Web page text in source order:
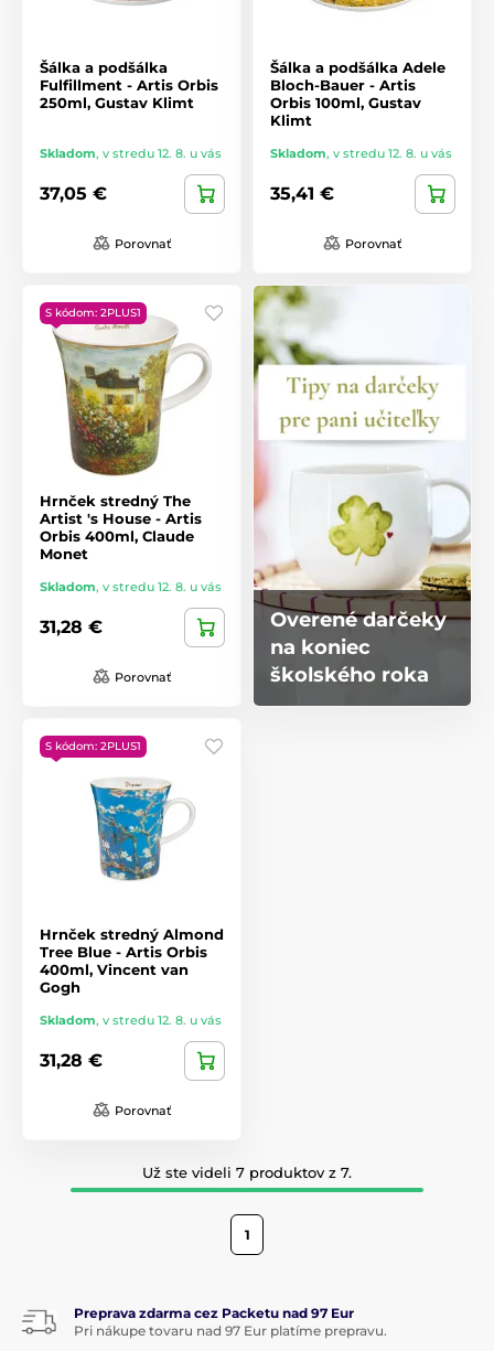
Šálka ​​a podšálka
Fulfillment - Artis Orbis
250ml, Gustav Klimt
Skladom, v stredu 12. 8. u vás
37,05 €
Porovnať
Šálka ​​a podšálka Adele
Bloch-Bauer - Artis
Orbis 100ml, Gustav
Klimt
Skladom, v stredu 12. 8. u vás
35,41 €
Porovnať
S kódom: 2PLUS1
Hrnček stredný The
Artist 's House - Artis
Orbis 400ml, Claude
Monet
Skladom, v stredu 12. 8. u vás
31,28 €
Porovnať
Overené darčeky
na koniec
školského roka
S kódom: 2PLUS1
Hrnček stredný Almond
Tree Blue - Artis Orbis
400ml, Vincent van
Gogh
Skladom, v stredu 12. 8. u vás
31,28 €
Porovnať
Už ste videli 7 produktov z 7.
1
Preprava zdarma cez Packetu nad 97 Eur
Pri nákupe tovaru nad 97 Eur platíme prepravu.